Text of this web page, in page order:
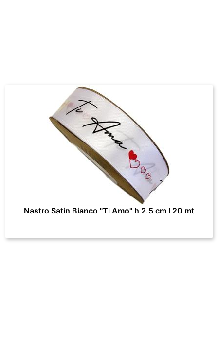
Nastro Satin Bianco "Ti Amo" h 2.5 cm l 20 mt